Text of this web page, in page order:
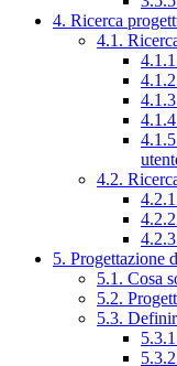
4. Ricerca
4.1.
4.2.
5. Progettazione
5.1. Cosa
5.2.
5.3.